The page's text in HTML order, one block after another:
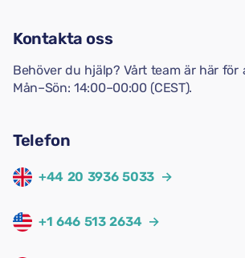
Kontakta oss
Behöver du hjälp? Vårt team är här för
Mån–Sön: 14:00–00:00 (CEST).
Telefon
+44 20 3936 5033 →
+1 646 513 2634 →